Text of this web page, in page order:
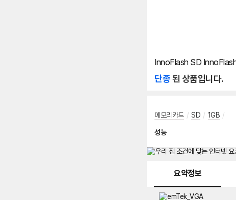
InnoFlash SD
단종된 상품입니다.
메모리카드 / SD / 1GB /
성능
요약정보